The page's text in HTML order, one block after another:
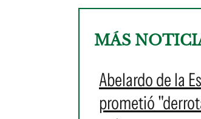
MÁS
Abelardo de la
prometió